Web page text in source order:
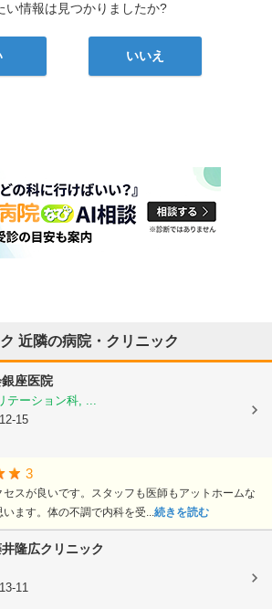
い情報は見つかりましたか?
いいえ
近隣の病院・クリニック
銀座医院
テーション科, ...
15
3
スが良いです。スタッフも医師もアットホームな
ます。体の不調で内科を受...続きを読む
隆広クリニック
11